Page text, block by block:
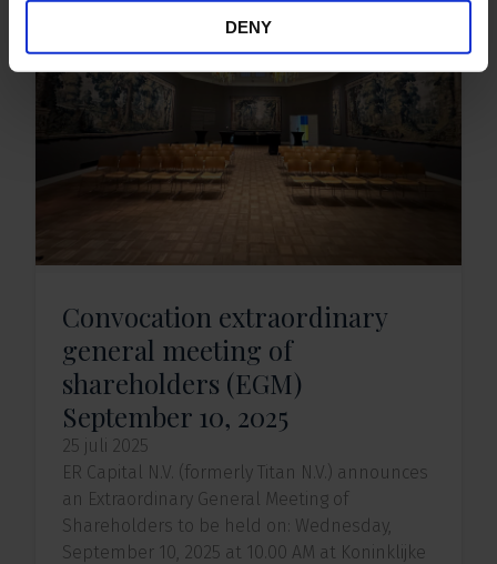
DENY
Convocation extraordinary
general meeting of
shareholders (EGM)
September 10, 2025
25 juli 2025
ER Capital N.V. (formerly Titan N.V.) announces
an Extraordinary General Meeting of
Shareholders to be held on: Wednesday,
September 10, 2025 at 10.00 AM at Koninklijke